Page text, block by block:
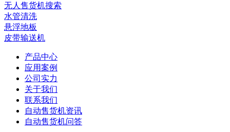
无人售货机搜索
水管清洗
悬浮地板
皮带输送机
产品中心
应用案例
公司实力
关于我们
联系我们
自动售货机资讯
自动售货机问答